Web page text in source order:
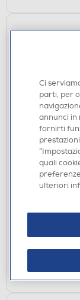
SMARTPHONE
MOTOROLA
Corsair
€ 246,00
Ci
parti, per
annunci in
fornirti
quali
ulteriori